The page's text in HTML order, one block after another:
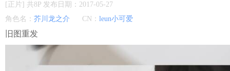
[正片] 共8P 发布日期：2017-05-27
角色名： 芥川龙之介 CN： leun小可爱
旧图重发